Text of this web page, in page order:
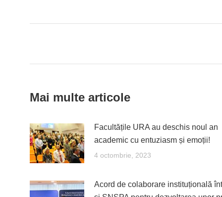
Mai multe articole
Facultățile URA au deschis noul an
academic cu entuziasm și emoții!
4 octombrie, 2023
Acord de colaborare instituțională